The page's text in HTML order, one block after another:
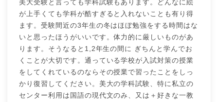
美大受験と言っても学科試験もあります。どんなに絵
が上手くても学科が酷すぎると入れないことも有り得
ます。受験間近の3年生の冬はほぼ勉強をする時間はな
いと思ったほうがいいです。体力的に厳しいものがあ
ります。そうなると1,2年生の間に ぎちんと学んでお
くことが大切です。通っている学校が入試対策の授業
をしてくれているのならその授業で習ったことをしっ
かり復習してください。美大の学科試験、特に私立の
センター利用は国語の現代文のみ、又は＋好きな一教